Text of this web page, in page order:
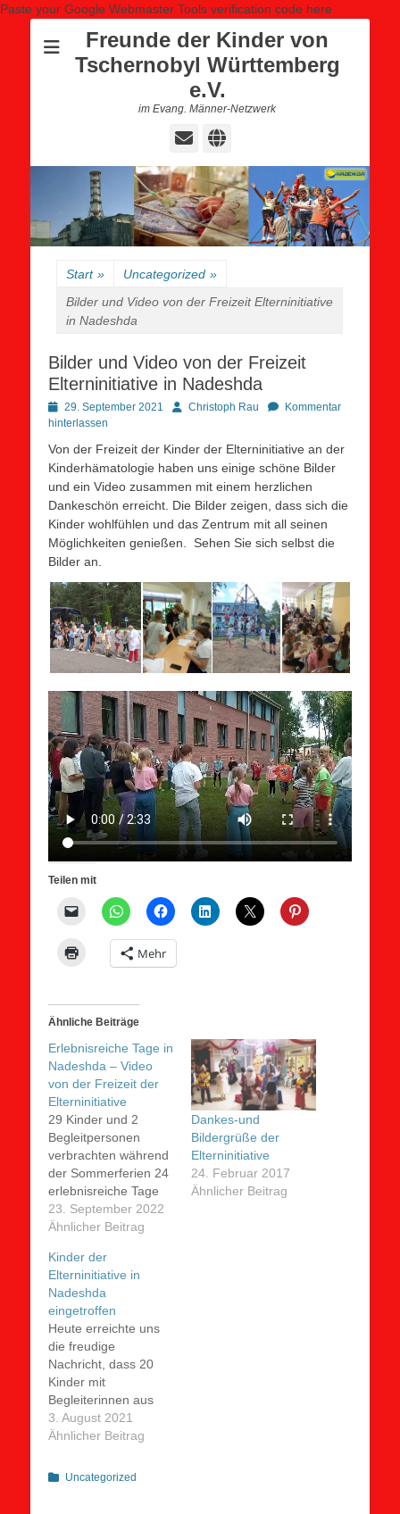
Paste your Google Webmaster Tools verification code here
Freunde der Kinder von
Tschernobyl Württemberg
e.V.
im Evang. Männer-Netzwerk
E-
Website
Start » Uncategorized »
Bilder und Video von der Freizeit Elterninitiative
in Nadeshda
Bilder und Video von der Freizeit
Elterninitiative in Nadeshda
Posted
on
29. September 2021 AutorChristoph Rau
Kommentar
hinterlassen
Von der Freizeit der Kinder der Elterninitiative an der
Kinderhämatologie haben uns einige schöne Bilder
und ein Video zusammen mit einem herzlichen
Dankeschön erreicht. Die Bilder zeigen, dass sich die
Kinder wohlfühlen und das Zentrum mit all seinen
Möglichkeiten genießen. Sehen Sie sich selbst die
Bilder an.
Teilen mit
Mehr
Ähnliche Beiträge
Erlebnisreiche Tage in
Nadeshda – Video
von der Freizeit der
Elterninitiative
29 Kinder und 2
Begleitpersonen
verbrachten während
der Sommerferien 24
erlebnisreiche Tage
im
Kindererholungszentrum
uns, dass wir auch
dieses Jahr den
Kindern aus Gomel
und Unmgebung
diese Freizeit
ermöglichen konnten.
Die Kinder und die
beiden Begleiterinnen
waren voller Dank
und Freude über die
wunderbaren Tage.
23. September 2022
Ähnlicher Beitrag
Dankes-und
Bildergrüße der
Elterninitiative
24. Februar 2017
Ähnlicher Beitrag
Kinder der
Elterninitiative in
Nadeshda
eingetroffen
Heute erreichte uns
die freudige
Nachricht, dass 20
Kinder mit
Begleiterinnen aus
Gomel und
Umgebung im
Nadeshda
3. August 2021
Ähnlicher Beitrag
Kategorien
Uncategorized